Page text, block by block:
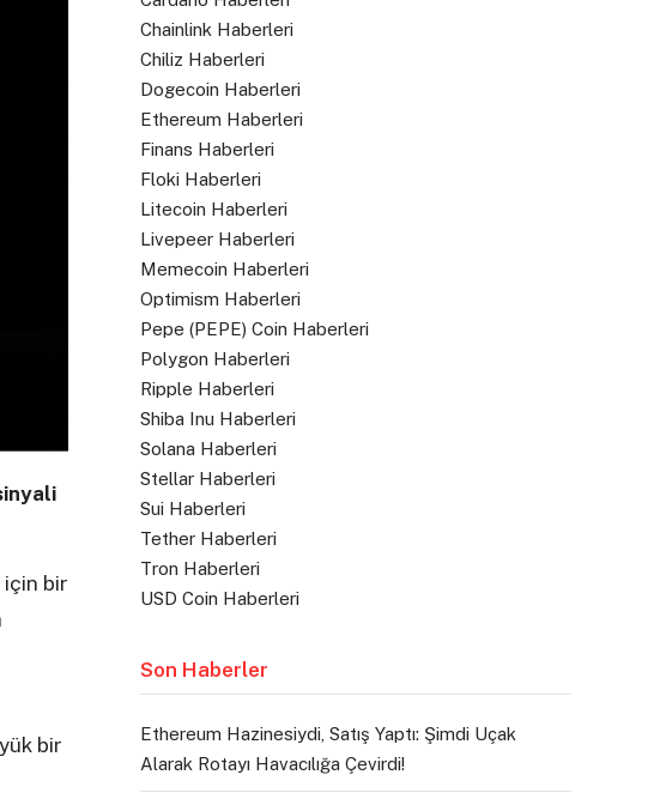
için bir
bir
Chainlink Haberleri
Chiliz Haberleri
Dogecoin Haberleri
Ethereum Haberleri
Finans Haberleri
Floki Haberleri
Litecoin Haberleri
Livepeer Haberleri
Memecoin Haberleri
Optimism Haberleri
Pepe (PEPE) Coin Haberleri
Polygon Haberleri
Ripple Haberleri
Shiba Inu Haberleri
Solana Haberleri
Stellar Haberleri
Sui Haberleri
Tether Haberleri
Tron Haberleri
USD Coin Haberleri
Son Haberler
Ethereum Hazinesiydi, Satış Yaptı: Şimdi Uçak
Alarak Rotayı Havacılığa Çevirdi!